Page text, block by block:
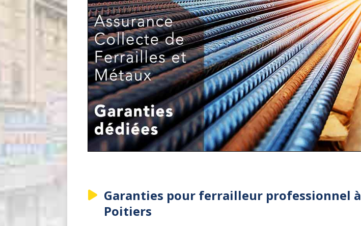
Garanties pour ferrailleur professionnel à
Poitiers